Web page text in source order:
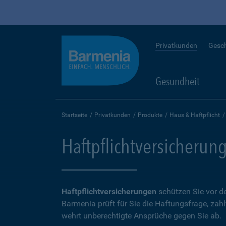
Privatkunden
Gesundheit
Startseite Privatkunden Produkte Haus & Haftpflicht
Haftpflichtversicherungen schützen Sie vor
Barmenia prüft für Sie die Haftungsfrage,
wehrt unberechtigte Ansprüche gegen Sie ab.